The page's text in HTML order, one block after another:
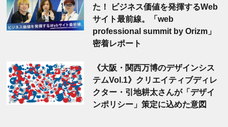
た！ ビジネス価値を発揮するWeb
サイト最前線。「web
professional summit by Orizm」
密着レポート
《大阪・関西万博のデザインシス
テムVol.1》クリエイティブディレ
クター・引地耕太さんが「デザイ
ンポリシー」策定に込めた意図